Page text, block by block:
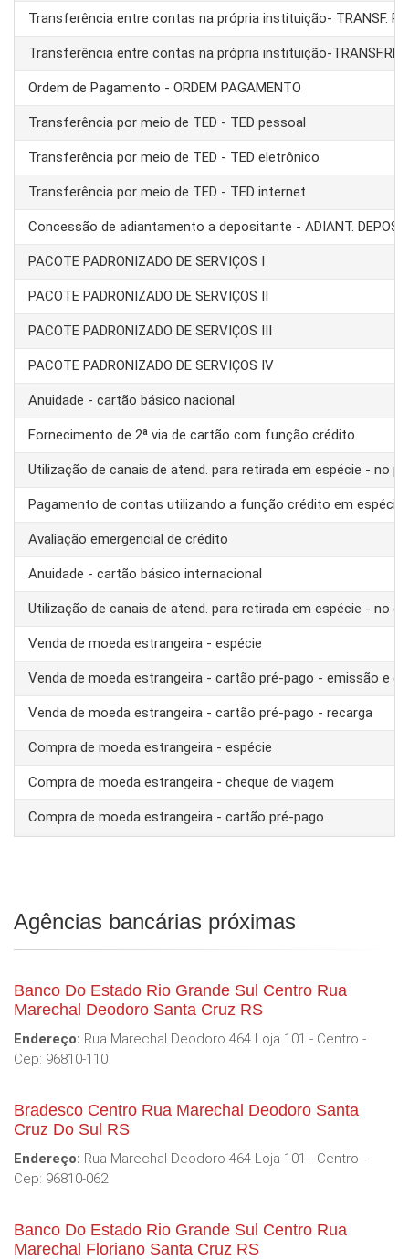
Transferência entre contas na própria instituição- TRANSF.
Transferência entre contas na própria instituição-
Ordem de Pagamento - ORDEM PAGAMENTO
Transferência por meio de TED - TED pessoal
Transferência por meio de TED - TED eletrônico
Transferência por meio de TED - TED internet
Concessão de adiantamento a depositante - ADIANT.
PACOTE PADRONIZADO DE SERVIÇOS I
PACOTE PADRONIZADO DE SERVIÇOS II
PACOTE PADRONIZADO DE SERVIÇOS III
PACOTE PADRONIZADO DE SERVIÇOS IV
Anuidade - cartão básico nacional
Fornecimento de 2ª via de cartão com função crédito
Utilização de canais de atend. para retirada em espécie - no
Pagamento de contas utilizando a função crédito em espécie
Avaliação emergencial de crédito
Anuidade - cartão básico internacional
Utilização de canais de atend. para retirada em espécie - no
Venda de moeda estrangeira - espécie
Venda de moeda estrangeira - cartão pré-pago - emissão e
Venda de moeda estrangeira - cartão pré-pago - recarga
Compra de moeda estrangeira - espécie
Compra de moeda estrangeira - cheque de viagem
Compra de moeda estrangeira - cartão pré-pago
Agências bancárias próximas
Banco Do Estado Rio Grande Sul Centro Rua
Marechal Deodoro Santa Cruz RS
Endereço: Rua Marechal Deodoro 464 Loja 101 - Centro -
Cep: 96810-110
Bradesco Centro Rua Marechal Deodoro Santa
Cruz Do Sul RS
Endereço: Rua Marechal Deodoro 464 Loja 101 - Centro -
Cep: 96810-062
Banco Do Estado Rio Grande Sul Centro Rua
Marechal Floriano Santa Cruz RS